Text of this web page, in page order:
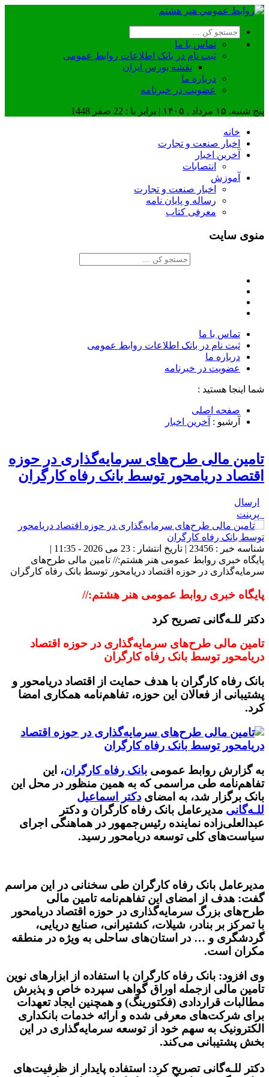
تماس با ما
ثبت نام در بانک اطلاعات روابط عمومی
نقشه بورس ایران
درباره ما
عضويت در خبرنامه
پنج شنبه, ۱۵ مرداد , ۱۴۰۵ | برابر با : 22 صفر 1448
خانه
اخبار صنعت و تجارت
آخرین اخبار
انتصابات
آموزش
اخبار صنعت و تجارت
رساله و پایان نامه
معرفی کتاب
منوی سایت
تماس با ما
ثبت نام در بانک اطلاعات روابط عمومی
درباره ما
عضويت در خبرنامه
شما اینجا هستید :
صفحه اصلی
آرشیو : آخرین اخبار
تامین مالی طرح‌های سرمایه‌گذاری در حوزه
اقتصاد دریامحور توسط بانک رفاه کارگران
ارسال
پرینت
شناسه خبر : 23456 | تاریخ انتشار : 23 می 2026 - 11:35 |
پایگاه خبری روابط عمومی هنر هشتم:// تامین مالی طرح‌های
سرمایه‌گذاری در حوزه اقتصاد دریامحور توسط بانک رفاه کارگران
پایگاه خبری روابط عمومی هنر هشتم://
دکتر للـه‌گانی تصریح کرد
تامین مالی طرح‌های سرمایه‌گذاری در حوزه اقتصاد
دریامحور توسط بانک رفاه کارگران
بانک رفاه کارگران با هدف حمایت از اقتصاد دریامحور و
پشتیبانی از فعالان این حوزه، تفاهم‌نامه همکاری امضا
کرد.
به گزارش روابط عمومی بانک رفاه کارگران، این
تفاهم‌نامه طی مراسمی که به همین منظور در محل این
بانک برگزار شد، به امضای دکتر اسماعیل
للـه‌گانی مدیرعامل بانک رفاه کارگران و دکتر
عبدالعلی‌زاده نماینده رئیس‌جمهور در هماهنگی اجرای
سیاست‌های کلی توسعه دریامحور رسید.
مدیرعامل بانک رفاه کارگران طی سخنانی در این مراسم
گفت: هدف از امضای این تفاهم‌نامه تامین مالی
طرح‌های بزرگ سرمایه‌گذاری در حوزه اقتصاد دریامحور
با تمرکز بر بنادر، شیلات، کشتیرانی، صنایع دریایی،
گردشگری و … در استان‌های ساحلی به ویژه در منطقه
مکران است.
وی افزود: بانک رفاه کارگران با استفاده از ابزارهای نوین
تامین مالی ازجمله اوراق گواهی سپرده خاص و پذیرش
مطالبات قراردادی (فکتورینگ) و همچنین ایجاد تعهدات
برای شرکت‌های معرفی شده و ارائه خدمات بانکداری
الکترونیک به سهم خود از توسعه سرمایه‌گذاری در این
بخش پشتیبانی می‌کند.
دکتر للـه‌گانی تصریح کرد: استفاده پایدار از ظرفیت‌های